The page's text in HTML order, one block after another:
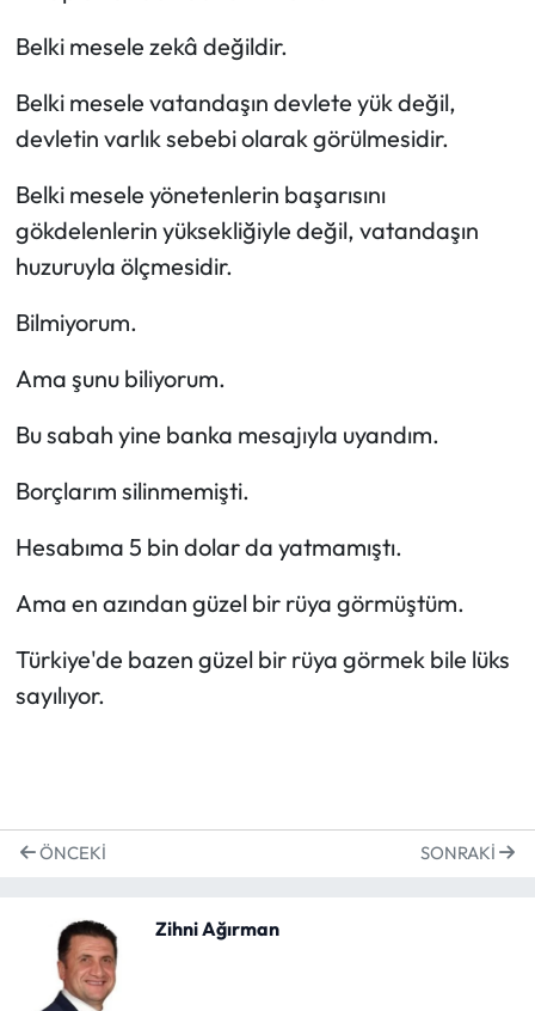
Belki mesele zekâ değildir.
Belki mesele vatandaşın devlete yük değil,
devletin varlık sebebi olarak görülmesidir.
Belki mesele yönetenlerin başarısını
gökdelenlerin yüksekliğiyle değil, vatandaşın
huzuruyla ölçmesidir.
Bilmiyorum.
Ama şunu biliyorum.
Bu sabah yine banka mesajıyla uyandım.
Borçlarım silinmemişti.
Hesabıma 5 bin dolar da yatmamıştı.
Ama en azından güzel bir rüya görmüştüm.
Türkiye'de bazen güzel bir rüya görmek bile lüks
sayılıyor.
ÖNCEKI SONRAKI
Zihni Ağırman